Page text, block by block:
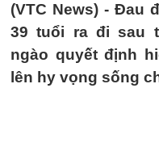
(VTC News) - Đau
39 tuổi ra đi sau
ngào quyết định
lên hy vọng sống